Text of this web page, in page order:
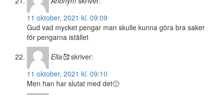
11 oktober, 2021 kl. 09:09
Gud vad mycket pengar man skulle kunna göra bra saker
för pengarna istället
Ella🥰 skriver:
11 oktober, 2021 kl. 09:10
Men han har slutat med det🙁